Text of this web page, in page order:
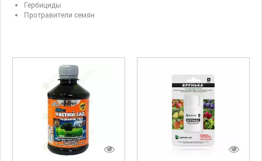
Гербициды
Протравители семян